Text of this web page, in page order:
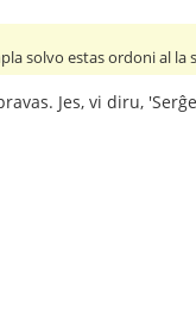
solvo estas ordoni al
Jes, vi diru,